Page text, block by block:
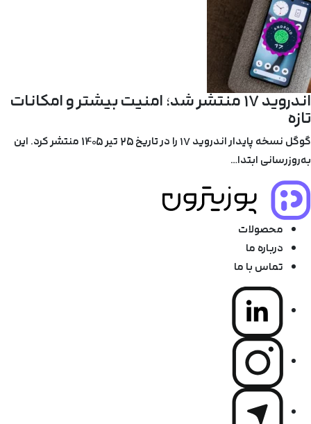
اندروید ۱۷ منتشر شد؛ امنیت بیشتر و امکانات
تازه
گوگل نسخه پایدار اندروید ۱۷ را در تاریخ 25 تیر 1405 منتشر کرد. این
به‌روزرسانی ابتدا…
محصولات
درباره ما
تماس با ما